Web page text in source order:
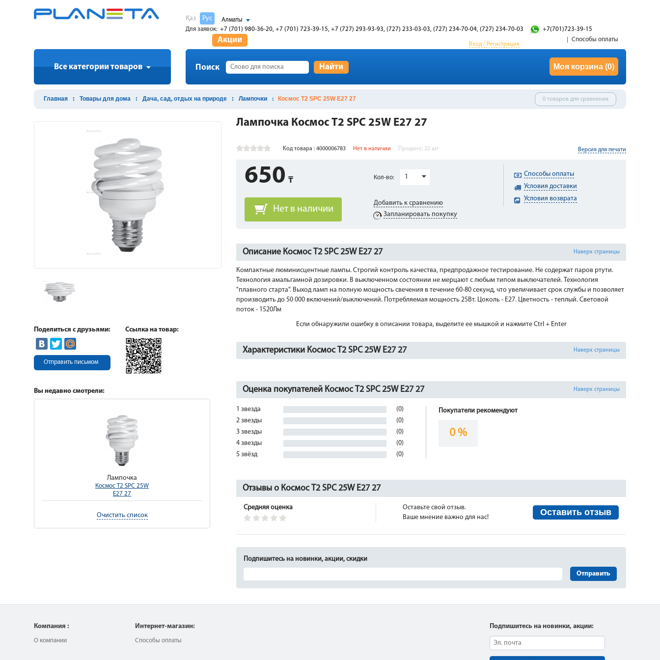
Қаз Рус
Алматы
Для заявок: +7 (701) 980-36-20, +7 (701) 723-39-15, +7 (727) 293-93-93, (727) 233-03-03, (727) 234-70-04, (727) 234-70-03 +7(701)723-39-15
Вход / Регистрация
Акции Способы оплаты
Все категории товаров Поиск Найти Моя корзина (0)
Главная Товары для дома Дача, сад, отдых на природе Лампочки Космос T2 SPC 25W E27 27 0 товаров для сравнения
Поделиться с друзьями:
Отправить письмом
Ссылка на товар:
Вы недавно смотрели:
Лампочка
Космос T2 SPC 25W
E27 27
Очистить список
Лампочка Космос T2 SPC 25W E27 27
Код товара : 4000006783 Нет в наличии Продано: 22 шт Версия для печати
650
Нет в наличии
Кол-во: 1
Добавить к сравнению
Запланировать покупку
Способы оплаты
Условия доставки
Условия возврата
Описание Космос T2 SPC 25W E27 27 Наверх страницы
Компактные люминисцентные лампы. Строгий контроль качества, предпродажное тестирование. Не содержат паров ртути.
Технология амальгамной дозировки. В выключенном состоянии не мерцают с любым типом выключателей. Технология
"плавного старта". Выход ламп на полную мощность свечения в течение 60-80 секунд, что увеличивает срок службы и позволяет
производить до 50 000 включений/выключений. Потребляемая мощность 25Вт. Цоколь - E27. Цветность - теплый. Световой
поток - 1520Лм
Если обнаружили ошибку в описании товара, выделите ее мышкой и нажмите Ctrl + Enter
Характеристики Космос T2 SPC 25W E27 27 Наверх страницы
Оценка покупателей Космос T2 SPC 25W E27 27 Наверх страницы
1 звезда
(0)
2 звезды
(0)
3 звезды
(0)
4 звезды
(0)
5 звёзд
(0)
Покупатели рекомендуют
0 %
Отзывы о Космос T2 SPC 25W E27 27
Средняя оценка
Оставьте свой отзыв.
Ваше мнение важно для нас!
Оставить отзыв
Подпишитесь на новинки, акции, скидки
Отправить
Компания :
О компании
Интернет-магазин:
Способы оплаты
Подпишитесь на новинки, акции: